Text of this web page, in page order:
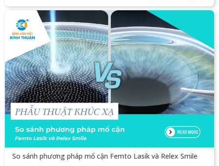
So sánh phương pháp mổ cận Femto Lasik và Relex Smile